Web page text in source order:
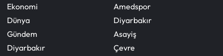
Ekonomi
Dünya
Gündem
Diyarbakır
Amedspor
Diyarbakır
Asayiş
Çevre